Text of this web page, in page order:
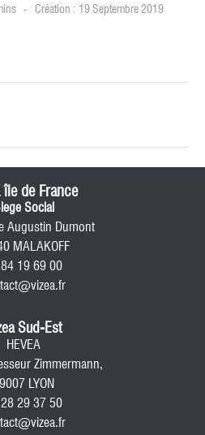
Création : 19 Septembre 2019
île de France
Social
Augustin Dumont
MALAKOFF
19 69 00
Sud-Est
HEVEA
Zimmermann,
LYON
29 37 50